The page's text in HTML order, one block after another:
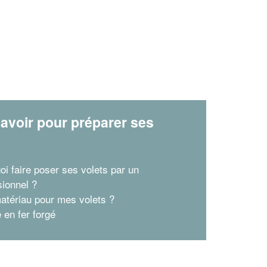
pour préparer ses
faire poser ses volets par un
?
pour mes volets ?
en fer forgé